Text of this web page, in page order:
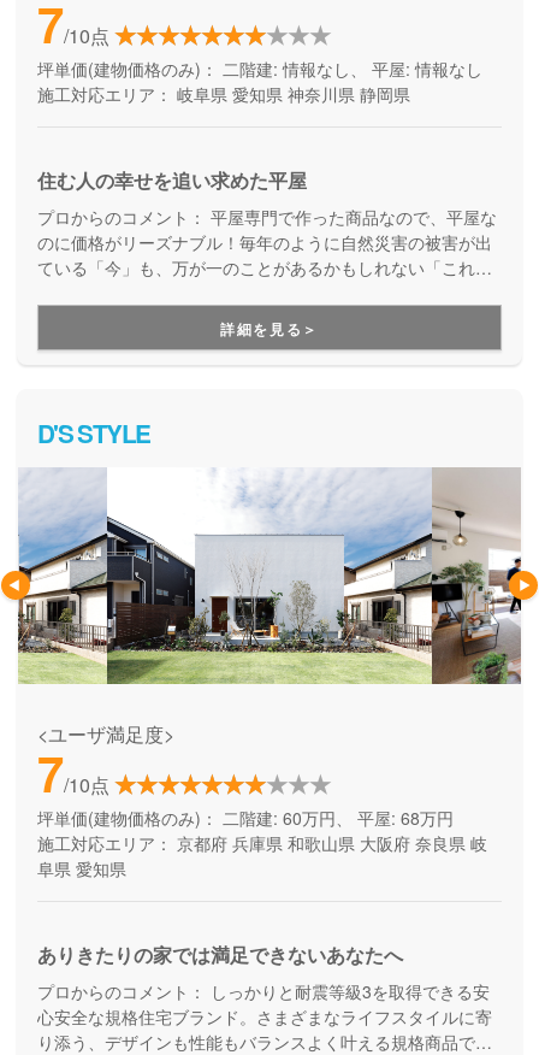
7/10点
坪単価(建物価格のみ)： 二階建: 情報なし、 平屋: 情報なし
施工対応エリア： 岐阜県 愛知県 神奈川県 静岡県
住む人の幸せを追い求めた平屋
プロからのコメント： 平屋専門で作った商品なので、平屋な
のに価格がリーズナブル！毎年のように自然災害の被害が出
ている「今」も、万が一のことがあるかもしれない「これか
にはぜひおすすめです。詳細を見る＞
D'S STYLE
<ユーザ満足度>
7/10点
坪単価(建物価格のみ)： 二階建: 60万円、 平屋: 68万円
施工対応エリア： 京都府 兵庫県 和歌山県 大阪府 奈良県 岐
阜県 愛知県
ありきたりの家では満足できないあなたへ
プロからのコメント：
しっかりと耐震等級3を取得できる安
心安全な規格住宅ブランド。さまざまなライフスタイルに寄
り添う、デザインも性能もバランスよく叶える規格商品で